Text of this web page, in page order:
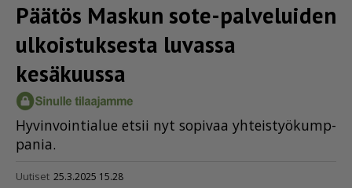
Päätös Maskun sote-palveluiden
ulkoistuksesta luvassa
kesäkuussa
Hy­vin­voin­ti­a­lue et­sii nyt so­pi­vaa yh­teis­työ­kump­
pa­nia.
Uutiset 25.3.2025 15.28